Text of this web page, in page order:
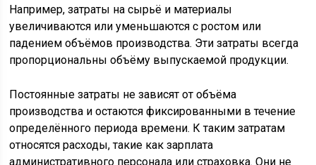
Например, затраты на сырьё и материалы
увеличиваются или уменьшаются с ростом или
падением объёмов производства. Эти затраты всегда
пропорциональны объёму выпускаемой продукции.
Постоянные затраты не зависят от объёма
производства и остаются фиксированными в течение
определённого периода времени. К таким затратам
относятся расходы, такие как зарплата
административного персонала или страховка. Они не